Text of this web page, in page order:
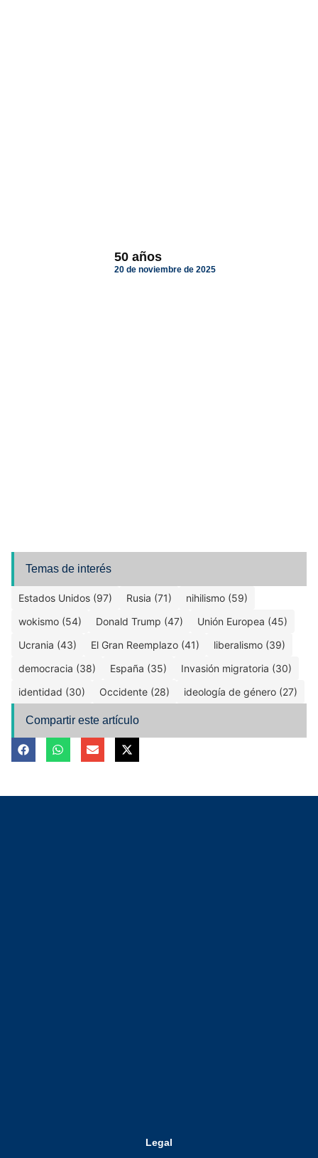
50 años
20 de noviembre de 2025
Temas de interés
Estados Unidos (97) Rusia (71)
nihilismo (59)
wokismo (54)
Donald Trump (47)
Unión Europea (45)
Ucrania (43)
El Gran Reemplazo (41)
liberalismo (39)
democracia (38)
España (35)
Invasión migratoria (30)
identidad (30)
Occidente (28) ideología de género (27)
Compartir este artículo
Legal